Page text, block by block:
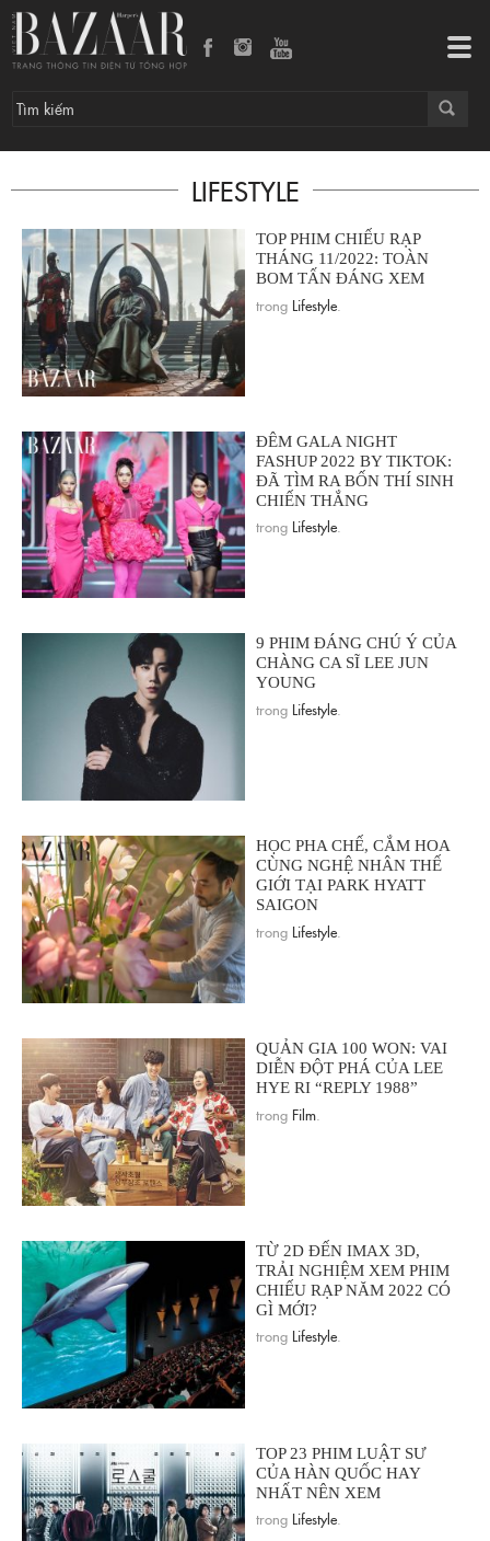
LIFESTYLE
TOP PHIM CHIẾU RẠP
THÁNG 11/2022: TOÀN
BOM TẤN ĐÁNG XEM
trong Lifestyle
ĐÊM GALA NIGHT
FASHUP 2022 BY TIKTOK:
ĐÃ TÌM RA BỐN THÍ SINH
CHIẾN THẮNG
trong Lifestyle
9 PHIM ĐÁNG CHÚ Ý CỦA
CHÀNG CA SĨ LEE JUN
YOUNG
trong Lifestyle
HỌC PHA CHẾ, CẮM HOA
CÙNG NGHỆ NHÂN THẾ
GIỚI TẠI PARK HYATT
SAIGON
trong Lifestyle
QUẢN GIA 100 WON: VAI
DIỄN ĐỘT PHÁ CỦA LEE
HYE RI “REPLY 1988”
trong Film
TỪ 2D ĐẾN IMAX 3D,
TRẢI NGHIỆM XEM PHIM
CHIẾU RẠP NĂM 2022 CÓ
GÌ MỚI?
trong Lifestyle
TOP 23 PHIM LUẬT SƯ
CỦA HÀN QUỐC HAY
NHẤT NÊN XEM
trong Lifestyle